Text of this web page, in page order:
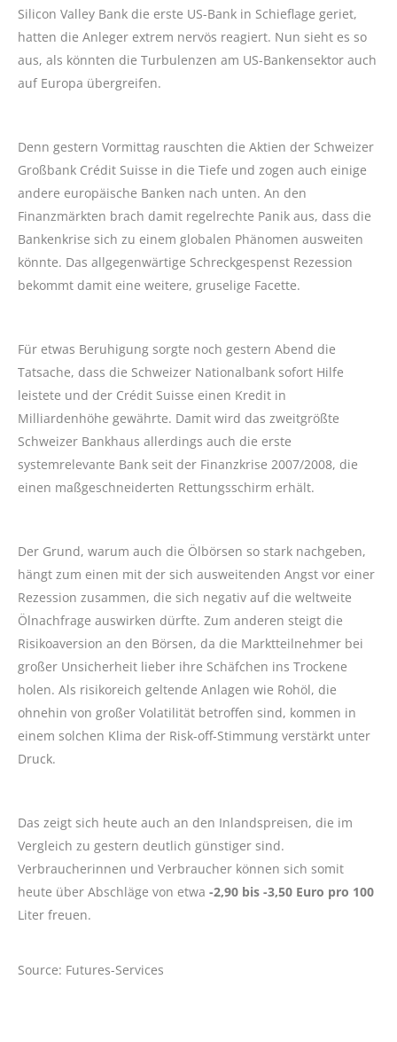
Silicon Valley Bank die erste US-Bank in Schieflage geriet,
hatten die Anleger extrem nervös reagiert. Nun sieht es so
aus, als könnten die Turbulenzen am US-Bankensektor auch
auf Europa übergreifen.
Denn gestern Vormittag rauschten die Aktien der Schweizer
Großbank Crédit Suisse in die Tiefe und zogen auch einige
andere europäische Banken nach unten. An den
Finanzmärkten brach damit regelrechte Panik aus, dass die
Bankenkrise sich zu einem globalen Phänomen ausweiten
könnte. Das allgegenwärtige Schreckgespenst Rezession
bekommt damit eine weitere, gruselige Facette.
Für etwas Beruhigung sorgte noch gestern Abend die
Tatsache, dass die Schweizer Nationalbank sofort Hilfe
leistete und der Crédit Suisse einen Kredit in
Milliardenhöhe gewährte. Damit wird das zweitgrößte
Schweizer Bankhaus allerdings auch die erste
systemrelevante Bank seit der Finanzkrise 2007/2008, die
einen maßgeschneiderten Rettungsschirm erhält.
Der Grund, warum auch die Ölbörsen so stark nachgeben,
hängt zum einen mit der sich ausweitenden Angst vor einer
Rezession zusammen, die sich negativ auf die weltweite
Ölnachfrage auswirken dürfte. Zum anderen steigt die
Risikoaversion an den Börsen, da die Marktteilnehmer bei
großer Unsicherheit lieber ihre Schäfchen ins Trockene
holen. Als risikoreich geltende Anlagen wie Rohöl, die
ohnehin von großer Volatilität betroffen sind, kommen in
einem solchen Klima der Risk-off-Stimmung verstärkt unter
Druck.
Das zeigt sich heute auch an den Inlandspreisen, die im
Vergleich zu gestern deutlich günstiger sind.
Verbraucherinnen und Verbraucher können sich somit
heute über Abschläge von etwa -2,90 bis -3,50 Euro pro 100
Liter freuen.
Source: Futures-Services